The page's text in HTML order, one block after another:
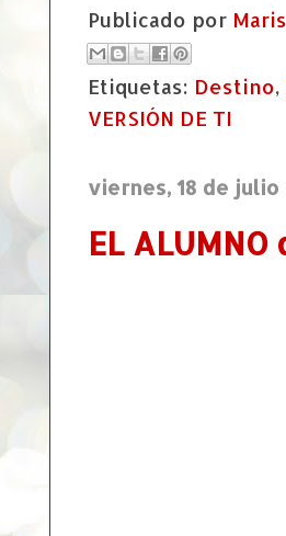
Publicado por
Etiquetas: Destino,
VERSIÓN DE TI
viernes, 18 de julio
EL